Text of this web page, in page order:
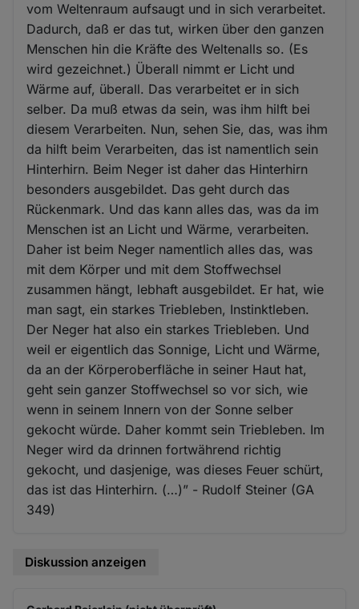
vom Weltenraum aufsaugt und in sich verarbeitet.
Dadurch, daß er das tut, wirken über den ganzen
Menschen hin die Kräfte des Weltenalls so. (Es
wird gezeichnet.) Überall nimmt er Licht und
Wärme auf, überall. Das verarbeitet er in sich
selber. Da muß etwas da sein, was ihm hilft bei
diesem Verarbeiten. Nun, sehen Sie, das, was ihm
da hilft beim Verarbeiten, das ist namentlich sein
Hinterhirn. Beim Neger ist daher das Hinterhirn
besonders ausgebildet. Das geht durch das
Rückenmark. Und das kann alles das, was da im
Menschen ist an Licht und Wärme, verarbeiten.
Daher ist beim Neger namentlich alles das, was
mit dem Körper und mit dem Stoffwechsel
zusammen hängt, lebhaft ausgebildet. Er hat, wie
man sagt, ein starkes Triebleben, Instinktleben.
Der Neger hat also ein starkes Triebleben. Und
weil er eigentlich das Sonnige, Licht und Wärme,
da an der Körperoberfläche in seiner Haut hat,
geht sein ganzer Stoffwechsel so vor sich, wie
wenn in seinem Innern von der Sonne selber
gekocht würde. Daher kommt sein Triebleben. Im
Neger wird da drinnen fortwährend richtig
gekocht, und dasjenige, was dieses Feuer schürt,
das ist das Hinterhirn. (…)” - Rudolf Steiner (GA
349)
Diskussion anzeigen